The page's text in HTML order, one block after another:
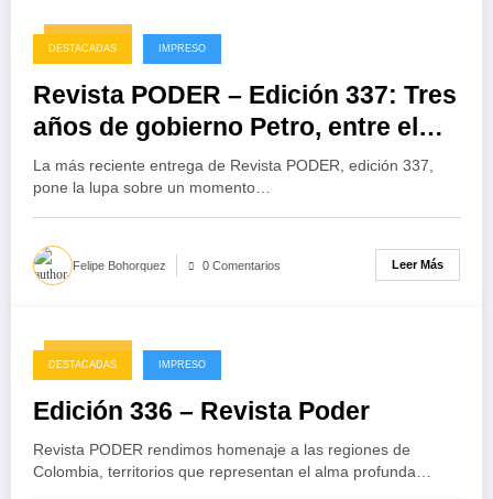
12/09/2025
DESTACADAS IMPRESO
Revista PODER – Edición 337: Tres
años de gobierno Petro, entre el
cambio prometido y el desencanto
ciudadano
La más reciente entrega de Revista PODER, edición 337,
pone la lupa sobre un momento…
Felipe Bohorquez 0 Comentarios Leer Más
14/07/2025
DESTACADAS IMPRESO
Edición 336 – Revista Poder
Revista PODER rendimos homenaje a las regiones de
Colombia, territorios que representan el alma profunda…